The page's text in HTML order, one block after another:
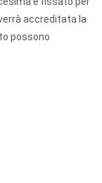
accreditata la
possono